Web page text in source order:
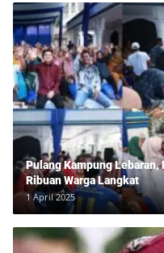
Pulang Kampung
Ribuan Warga Langkat
1 April 2025